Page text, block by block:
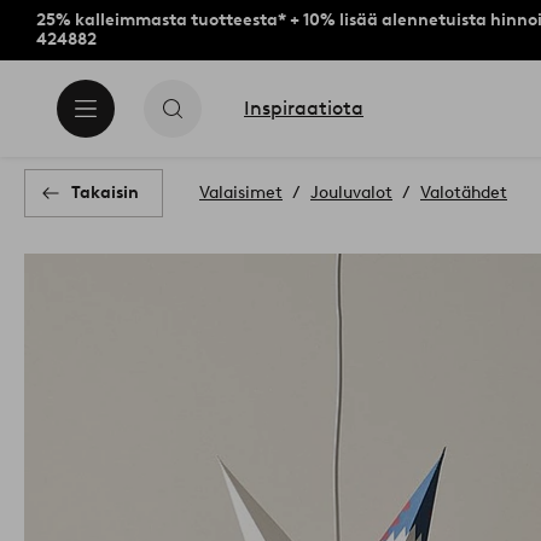
25% kalleimmasta tuotteesta* + 10% lisää alennetuista
424882
Inspiraatiota
Takaisin Valaisimet Jouluvalot Valotähdet